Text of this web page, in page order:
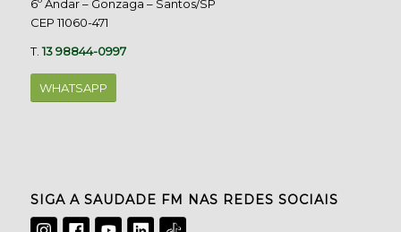
6º Andar – Gonzaga – Santos/SP
CEP 11060-471
T.13 98844-0997
WHATSAPP
SIGA A SAUDADE FM NAS REDES SOCIAIS